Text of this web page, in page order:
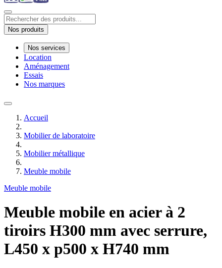
Nos produits
Nos services
Location
Aménagement
Essais
Nos marques
Accueil
Mobilier de laboratoire
Mobilier métallique
Meuble mobile
Meuble mobile
Meuble mobile en acier à 2
tiroirs H300 mm avec serrure,
L450 x p500 x H740 mm